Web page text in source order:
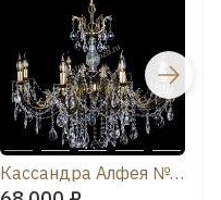
Кассандра Алфея №8/1 баден